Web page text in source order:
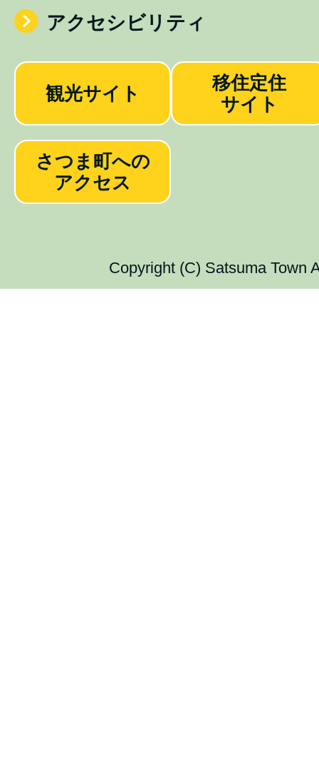
アクセシビリティ
観光サイト
移住定住
サイト
さつま町への
アクセス
Copyright (C) Satsuma Town